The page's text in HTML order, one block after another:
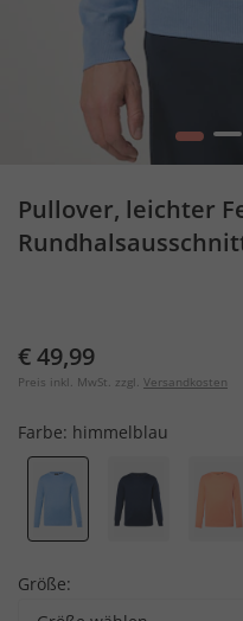
1 2
Pullover, leichter
€ 49,99
Preis inkl. MwSt. zzgl. Versandkosten
Farbe: himmelblau
Größe: